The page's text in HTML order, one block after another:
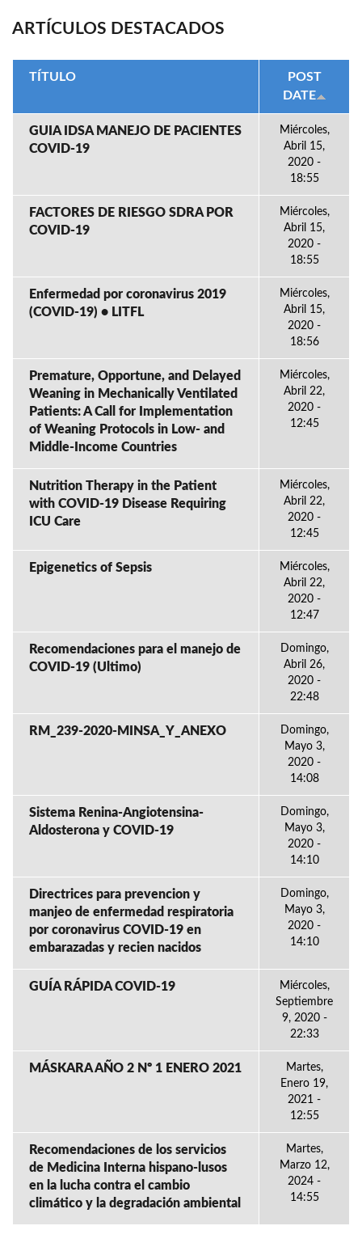
ARTÍCULOS DESTACADOS
TÍTULO
POST
DATE
GUIA IDSA MANEJO DE PACIENTES
COVID-19
Miércoles,
Abril 15,
2020 -
18:55
FACTORES DE RIESGO SDRA POR
COVID-19
Miércoles,
Abril 15,
2020 -
18:55
Enfermedad por coronavirus 2019
(COVID-19) • LITFL
Miércoles,
Abril 15,
2020 -
18:56
Premature, Opportune, and Delayed
Weaning in Mechanically Ventilated
Patients: A Call for Implementation
of Weaning Protocols in Low- and
Middle-Income Countries
Miércoles,
Abril 22,
2020 -
12:45
Nutrition Therapy in the Patient
with COVID-19 Disease Requiring
ICU Care
Miércoles,
Abril 22,
2020 -
12:45
Epigenetics of Sepsis
Miércoles,
Abril 22,
2020 -
12:47
Recomendaciones para el manejo de
COVID-19 (Ultimo)
Domingo,
Abril 26,
2020 -
22:48
RM_239-2020-MINSA_Y_ANEXO
Domingo,
Mayo 3,
2020 -
14:08
Sistema Renina-Angiotensina-
Aldosterona y COVID-19
Domingo,
Mayo 3,
2020 -
14:10
Directrices para prevencion y
manjeo de enfermedad respiratoria
por coronavirus COVID-19 en
embarazadas y recien nacidos
Domingo,
Mayo 3,
2020 -
14:10
GUÍA RÁPIDA COVID-19
Miércoles,
Septiembre
9, 2020 -
22:33
MÁSKARA AÑO 2 Nº 1 ENERO 2021
Martes,
Enero 19,
2021 -
12:55
Recomendaciones de los servicios
de Medicina Interna hispano-lusos
en la lucha contra el cambio
climático y la degradación ambiental
Martes,
Marzo 12,
2024 -
14:55